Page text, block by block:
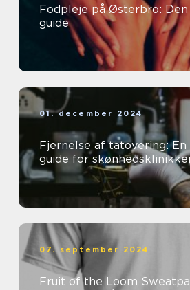
Fodpleje på Østerbro:
guide
01. december 2024
Fjernelse af tatovering:
guide for
07. september 2024
Fruit of the Loom